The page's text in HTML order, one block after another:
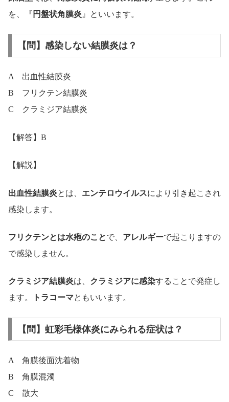
を、『 円盤状角膜炎 』といいます。
【問】感染しない結膜炎は？
A 出血性結膜炎
B フリクテン結膜炎
C クラミジア結膜炎
【解答】B
【解説】
出血性結膜炎とは、 エンテロウイルスにより引き起こされ
感染します。
フリクテンとは水疱のことで、 アレルギーで起こりますの
で感染しません。
クラミジア結膜炎は、 クラミジアに感染することで発症し
ます。
トラコーマともいいます。
【問】虹彩毛様体炎にみられる症状は？
A 角膜後面沈着物
B 角膜混濁
C 散大